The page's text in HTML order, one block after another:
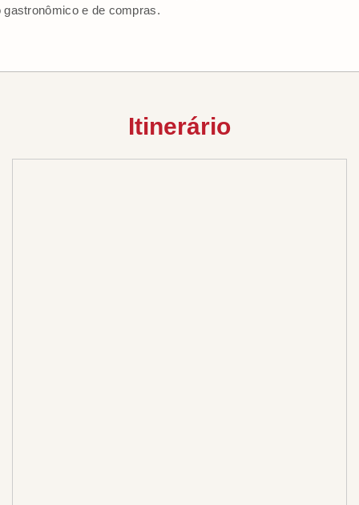
e de compras.
Itinerário